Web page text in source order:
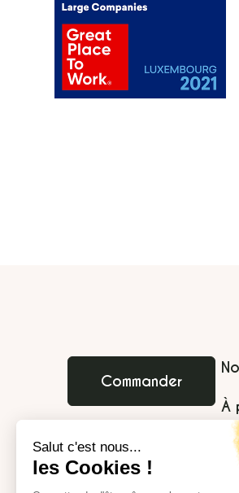
Commander
Livraison
À